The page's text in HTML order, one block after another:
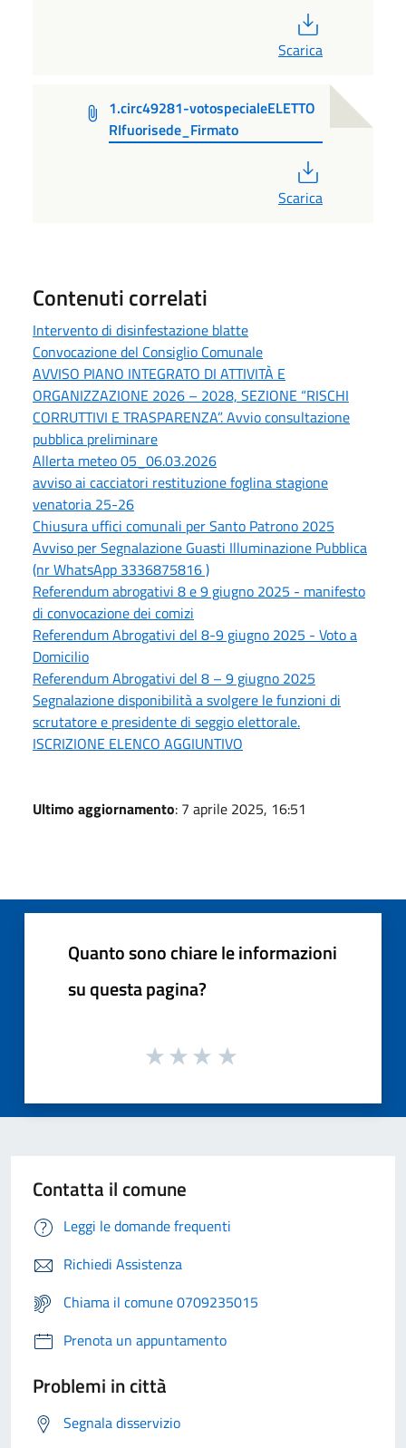
Scarica
1.circ49281-votospecialeELETTO
RIfuorisede_Firmato
Scarica
Contenuti correlati
Intervento di disinfestazione blatte
Convocazione del Consiglio Comunale
AVVISO PIANO INTEGRATO DI ATTIVITÀ E
ORGANIZZAZIONE 2026 – 2028, SEZIONE “RISCHI
CORRUTTIVI E TRASPARENZA”. Avvio consultazione
pubblica preliminare
Allerta meteo 05_06.03.2026
avviso ai cacciatori restituzione foglina stagione
venatoria 25-26
Chiusura uffici comunali per Santo Patrono 2025
Avviso per Segnalazione Guasti Illuminazione Pubblica
(nr WhatsApp 3336875816 )
Referendum abrogativi 8 e 9 giugno 2025 - manifesto
di convocazione dei comizi
Referendum Abrogativi del 8-9 giugno 2025 - Voto a
Domicilio
Referendum Abrogativi del 8 – 9 giugno 2025
Segnalazione disponibilità a svolgere le funzioni di
scrutatore e presidente di seggio elettorale.
ISCRIZIONE ELENCO AGGIUNTIVO
Ultimo aggiornamento: 7 aprile 2025, 16:51
Quanto sono chiare le informazioni
su questa pagina?
Contatta il comune
Leggi le domande frequenti
Richiedi Assistenza
Chiama il comune 0709235015
Prenota un appuntamento
Problemi in città
Segnala disservizio